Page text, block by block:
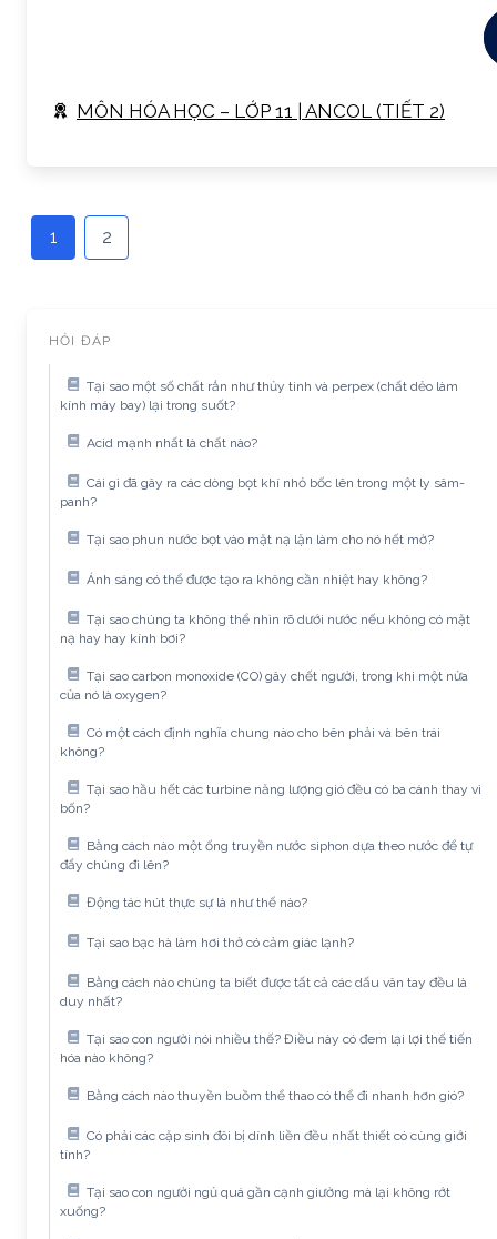
MÔN HÓA HỌC – LỚP 11 | ANCOL (TIẾT 2)
1 2
HỎI ĐÁP
Tại sao một số chất rắn như thủy tinh và perpex (chất dẻo làm
kính máy bay) lại trong suốt?
Acid mạnh nhất là chất nào?
Cái gì đã gây ra các dòng bọt khí nhỏ bốc lên trong một ly sâm-
panh?
Tại sao phun nước bọt vào mặt nạ lặn làm cho nó hết mờ?
Ánh sáng có thể được tạo ra không cần nhiệt hay không?
Tại sao chúng ta không thể nhìn rõ dưới nước nếu không có mặt
nạ hay hay kính bơi?
Tại sao carbon monoxide (CO) gây chết người, trong khi một nửa
của nó là oxygen?
Có một cách định nghĩa chung nào cho bên phải và bên trái
không?
Tại sao hầu hết các turbine năng lượng gió đều có ba cánh thay vì
bốn?
Bằng cách nào một ống truyền nước siphon dựa theo nước để tự
đẩy chúng đi lên?
Động tác hút thực sự là như thế nào?
Tại sao bạc hà làm hơi thở có cảm giác lạnh?
Bằng cách nào chúng ta biết được tất cả các dấu vân tay đều là
duy nhất?
Tại sao con người nói nhiều thế? Điều này có đem lại lợi thế tiến
hóa nào không?
Bằng cách nào thuyền buồm thể thao có thể đi nhanh hơn gió?
Có phải các cặp sinh đôi bị dính liền đều nhất thiết có cùng giới
tính?
Tại sao con người ngủ quá gần cạnh giường mà lại không rớt
xuống?